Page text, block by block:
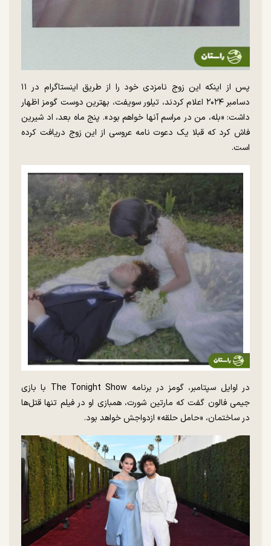
پس از اینکه این زوج نامزدی خود را از طریق اینستاگرام در ۱۱
دسامبر ۲۰۲۴ اعلام کردند، تیلور سویفت، بهترین دوست گومز اظهار
داشت: «بله، من در مراسم آنها خواهم بود». پنج ماه بعد، اد شیرین
فاش کرد که قبلا یک دعوت نامه عروسی از این زوج دریافت کرده
است.
در اوایل سپتامبر، گومز در برنامه The Tonight Show با بازی
جیمی فالون گفت که مارتین شورت، همبازی او در فیلم تنها قتل‌ها
در ساختمان، «حامل حلقه» ازدواجش خواهد بود.